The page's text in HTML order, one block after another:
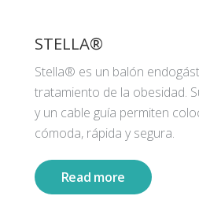
STELLA®
Stella® es un balón
tratamiento de la obesidad.
y un cable guía permiten
cómoda, rápida y segura.
Read more